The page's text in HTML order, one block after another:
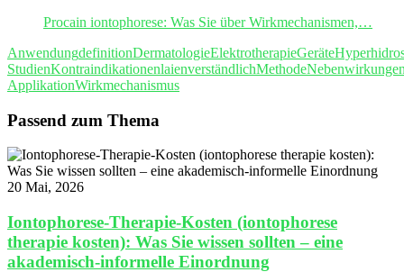
Procain iontophorese: Was Sie über Wirkmechanismen,…
AnwendungdefinitionDermatologieElektrotherapieGeräte
StudienKontraindikationenlaienverständlichMethode
ApplikationWirkmechanismus
Passend zum Thema
20 Mai, 2026
Iontophorese-Therapie-Kosten (iontophorese
therapie kosten): Was Sie wissen sollten – eine
akademisch-informelle Einordnung